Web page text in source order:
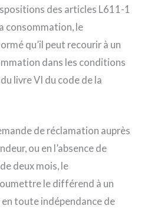
des articles L611-1
consommation, le
qu’il peut recourir à un
dans les conditions
livre VI du code de la
de réclamation auprès
ou en l’absence de
deux mois, le
le différend à un
toute indépendance de